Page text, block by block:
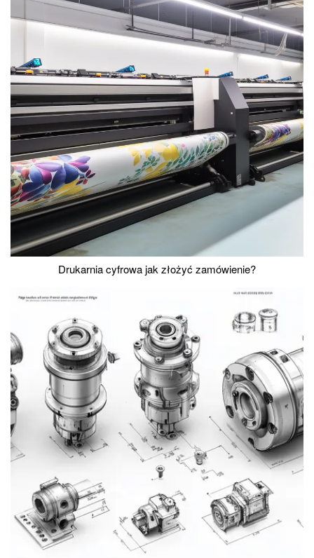
Drukarnia cyfrowa jak złożyć zamówienie?